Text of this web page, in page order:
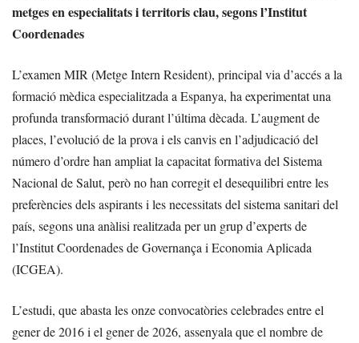
metges en especialitats i territoris clau, segons l’Institut
Coordenades
L’examen MIR (Metge Intern Resident), principal via d’accés a la
formació mèdica especialitzada a Espanya, ha experimentat una
profunda transformació durant l’última dècada. L’augment de
places, l’evolució de la prova i els canvis en l’adjudicació del
número d’ordre han ampliat la capacitat formativa del Sistema
Nacional de Salut, però no han corregit el desequilibri entre les
preferències dels aspirants i les necessitats del sistema sanitari del
país, segons una anàlisi realitzada per un grup d’experts de
l’Institut Coordenades de Governança i Economia Aplicada
(ICGEA).
L’estudi, que abasta les onze convocatòries celebrades entre el
gener de 2016 i el gener de 2026, assenyala que el nombre de